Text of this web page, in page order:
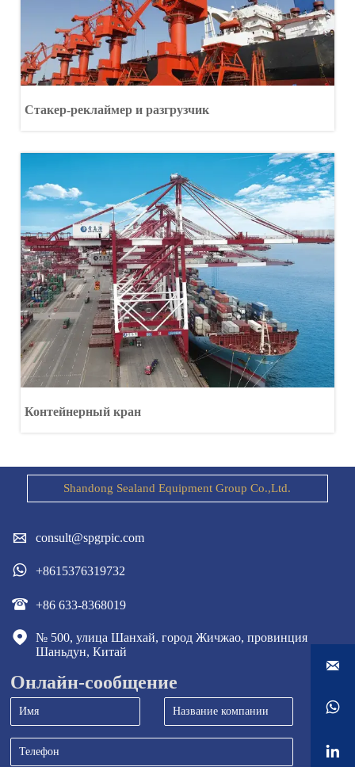
Стакер-реклаймер и разгрузчик
Контейнерный кран
Shandong Sealand Equipment Group Co.,Ltd.
 consult@spgrpic.com
 +8615376319732
 +86 633-8368019

№ 500, улица Шанхай, город Жичжао, провинция
Шаньдун, Китай
Онлайн-сообщение


